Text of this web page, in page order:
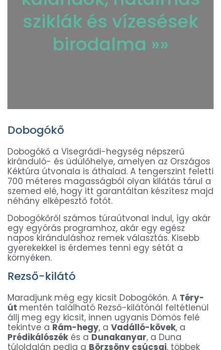
sziklák és vízesések
birodalma »»
Dobogókő
Dobogókő a Visegrádi-hegység népszerű
kiránduló- és üdülőhelye, amelyen az Országos
Kéktúra útvonala is áthalad. A tengerszint feletti
700 méteres magasságból olyan kilátás tárul a
szemed elé, hogy itt garantáltan készítesz majd
néhány elképesztő fotót.
Dobogókőről számos túraútvonal indul, így akár
egy egyórás programhoz, akár egy egész
napos kiránduláshoz remek választás. Kisebb
gyerekekkel is érdemes tenni egy sétát a
környéken.
Rezső-kilátó
Maradjunk még egy kicsit Dobogókőn. A Téry-
út mentén található Rezső-kilátónál feltétlenül
állj meg egy kicsit, innen ugyanis Dömös felé
tekintve a Rám-hegy, a Vadálló-kövek, a
Prédikálószék és a Dunakanyar, a Duna
túloldalán pedig a Börzsöny csúcsai, többek